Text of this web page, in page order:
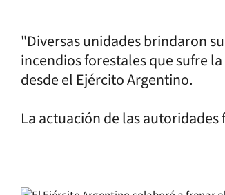
"Diversas unidades brindaron
incendios forestales que sufre
desde el Ejército Argentino.
La actuación de las autoridades